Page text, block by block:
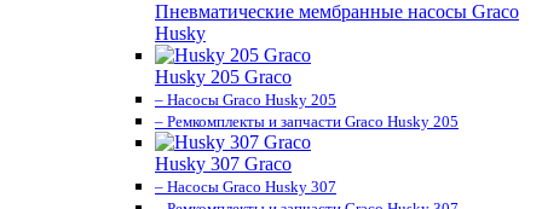
Пневматические мембранные насосы Graco
Husky
Husky 205 Graco
– Насосы Graco Husky 205
– Ремкомплекты и запчасти Graco Husky 205
Husky 307 Graco
– Насосы Graco Husky 307